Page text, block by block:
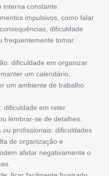
interna constante.
impulsivos, como falar
dificuldade
frequentemente tomar
dificuldade em organizar
um calendário,
um ambiente de trabalho
dificuldade em reter
lembrar-se de detalhes.
ou profissionais: dificuldades
de organização e
afetar negativamente o